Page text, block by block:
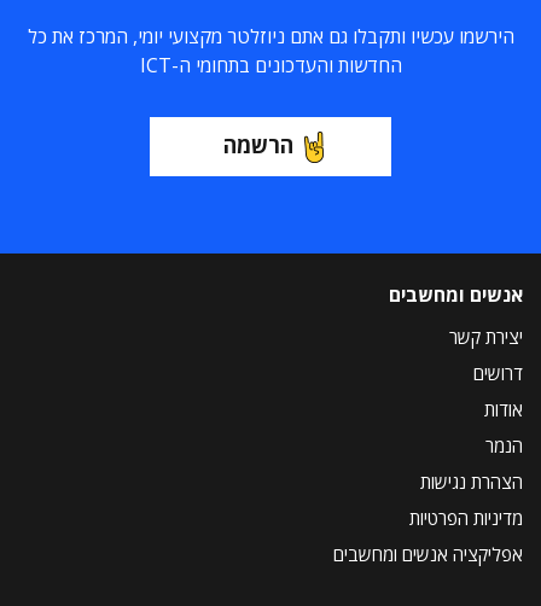
הירשמו עכשיו ותקבלו גם אתם ניוזלטר מקצועי יומי, המרכז את כל
החדשות והעדכונים בתחומי ה-ICT
הרשמה
אנשים ומחשבים
יצירת קשר
דרושים
אודות
הנמר
הצהרת נגישות
מדיניות הפרטיות
אפליקציה אנשים ומחשבים